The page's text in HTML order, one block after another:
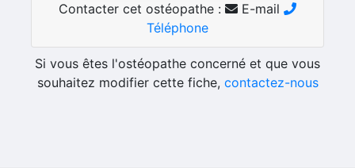
Contacter cet ostéopathe :
E-mail
Téléphone
Si vous êtes l'ostéopathe concerné et que vous
souhaitez modifier cette fiche, contactez-nous